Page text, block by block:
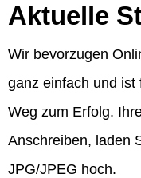
Aktuelle
Wir bevorzugen
ganz einfach und
Weg zum Erfolg.
Anschreiben, laden
JPG/JPEG hoch.